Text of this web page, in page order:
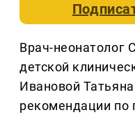
Врач-неонатолог
детской
Ивановой
рекомендации по